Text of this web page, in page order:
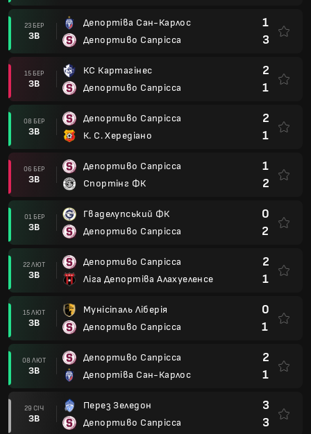
23 БЕР
ЗВ
Депортіва Сан-Карлос
Депортиво Сапрісса
1
3
15 БЕР
ЗВ
КС Картагінес
Депортиво Сапрісса
2
1
08 БЕР
ЗВ
Депортиво Сапрісса
К. С. Хередіано
2
1
06 БЕР
ЗВ
Депортиво Сапрісса
Спортінг ФК
1
2
01 БЕР
ЗВ
Гваделупський ФК
Депортиво Сапрісса
0
2
22 ЛЮТ
ЗВ
Депортиво Сапрісса
Ліга Депортіва Алахуеленсе
2
1
15 ЛЮТ
ЗВ
Мунісіпаль Ліберія
Депортиво Сапрісса
0
1
08 ЛЮТ
ЗВ
Депортиво Сапрісса
Депортіва Сан-Карлос
2
1
29 СІЧ
ЗВ
Перез Зеледон
Депортиво Сапрісса
3
3